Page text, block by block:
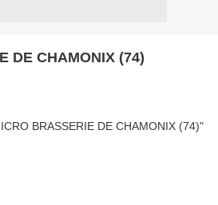
DE CHAMONIX (74)